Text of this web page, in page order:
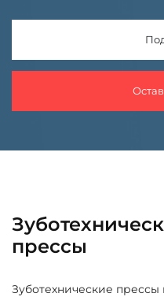
прессы
Зуботехнические